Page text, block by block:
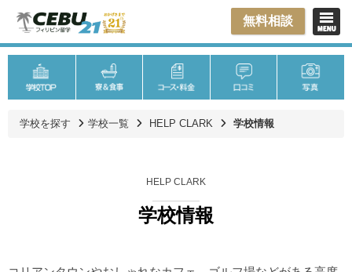
無料相談
学校を探す 学校一覧 HELP CLARK 学校情報
HELP CLARK
学校情報